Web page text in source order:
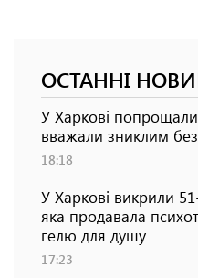
ОСТАННІ
У Харкові
вважали зниклим
18:18
У Харкові викрили
яка продавала
гелю для душу
17:23